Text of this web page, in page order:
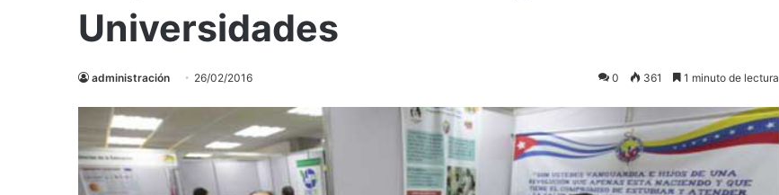
Universidades
administración 26/02/2016 0 361 1 minuto de lectura